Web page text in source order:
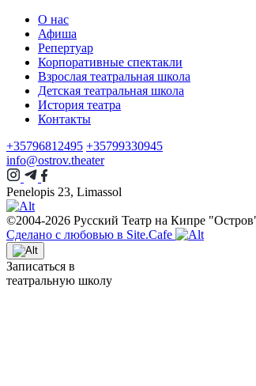
О нас
Афиша
Репертуар
Корпоративные спектакли
Взрослая театральная школа
Детская театральная школа
История театра
Контакты
+35796812495 +35799330945
info@ostrov.theater
Penelopis 23, Limassol
©2004-2026 Русский Театр на Кипре
Сделано с любовью в Site.Cafe
Записаться в
театральную школу